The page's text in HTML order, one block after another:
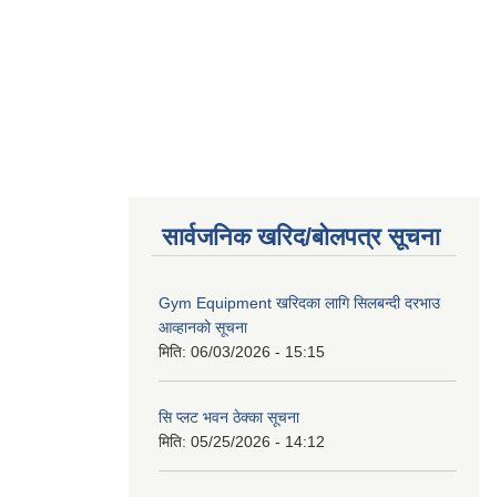
सार्वजनिक खरिद/बोलपत्र सूचना
Gym Equipment खरिदका लागि सिलबन्दी दरभाउ
आव्हानको सूचना
मिति: 06/03/2026 - 15:15
सि प्लट भवन ठेक्का सूचना
मिति: 05/25/2026 - 14:12